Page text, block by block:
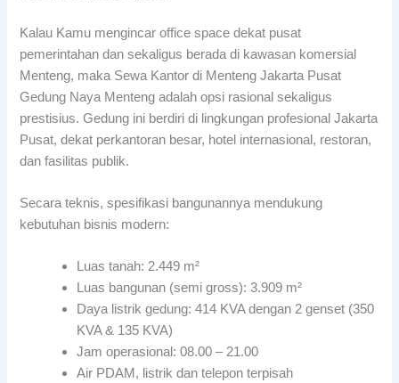
Kalau Kamu mengincar office space dekat pusat
pemerintahan dan sekaligus berada di kawasan komersial
Menteng, maka Sewa Kantor di Menteng Jakarta Pusat
Gedung Naya Menteng adalah opsi rasional sekaligus
prestisius. Gedung ini berdiri di lingkungan profesional Jakarta
Pusat, dekat perkantoran besar, hotel internasional, restoran,
dan fasilitas publik.
Secara teknis, spesifikasi bangunannya mendukung
kebutuhan bisnis modern:
Luas tanah: 2.449 m²
Luas bangunan (semi gross): 3.909 m²
Daya listrik gedung: 414 KVA dengan 2 genset (350
KVA & 135 KVA)
Jam operasional: 08.00 – 21.00
Air PDAM, listrik dan telepon terpisah